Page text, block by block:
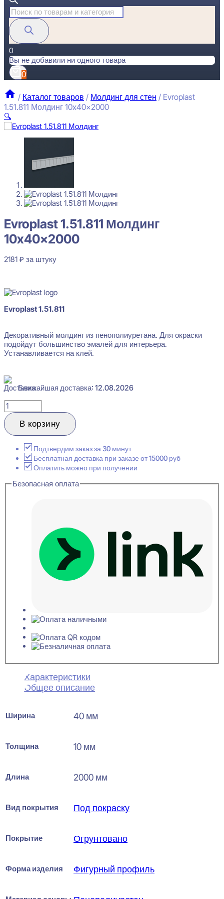
Поиск
товаров
0
Вы не добавили ни одного товара
0
/ Каталог товаров / Молдинг для стен / Evroplast
1.51.811 Молдинг 10x40x2000
🔍
Перейти в избранное Закрыть
Evroplast 1.51.811 Молдинг
10x40x2000
2181 ₽ за штуку
Evroplast 1.51.811
Декоративный молдинг из пенополиуретана. Для окраски
подойдут большинство эмалей для интерьера.
Устанавливается на клей.
Ближайшая доставка: 12.08.2026
Количество
товара
Evroplast
1.51.811
10x40x2000
В корзину
Подтвердим заказ за 30 минут
Бесплатная доставка при заказе от 15000 руб
Оплатить можно при получении
Безопасная оплата
Характеристики
Общее описание
Ширина 40 мм
Толщина 10 мм
Длина 2000 мм
Вид покрытия Под покраску
Покрытие Огрунтовано
Форма изделия Фигурный профиль